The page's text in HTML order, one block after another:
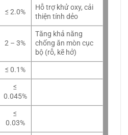
≤ 2.0%
Hỗ trợ khử oxy, cải
thiện tính dẻo
2 – 3%
Tăng khả năng
chống ăn mòn cục
bộ (rỗ, kẽ hở)
≤ 0.1%
≤
0.045%
≤
0.03%